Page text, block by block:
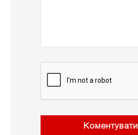
Коментувати